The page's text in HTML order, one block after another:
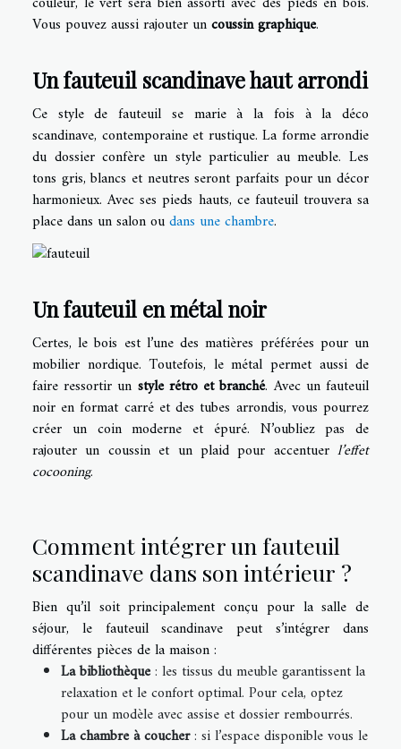
Vous pouvez aussi rajouter uncoussin graphique.
Un fauteuil scandinave haut arrondi
Ce style de fauteuil se marie à la fois à la déco
scandinave, contemporaine et rustique. La forme arrondie
du dossier confère un style particulier au meuble. Les
tons gris, blancs et neutres seront parfaits pour un décor
harmonieux. Avec ses pieds hauts, ce fauteuil trouvera sa
place dans un salon oudans une chambre.
Un fauteuil en métal noir
Certes, le bois est l’une des matières préférées pour un
mobilier nordique. Toutefois, le métal permet aussi de
faire ressortir un style rétro et branché. Avec un fauteuil
noir en format carré et des tubes arrondis, vous pourrez
créer un coin moderne et épuré. N’oubliez pas de
rajouter un coussin et un plaid pour accentuer l’effet
cocooning.
Comment intégrer un fauteuil
scandinave dans son intérieur ?
Bien qu’il soit principalement conçu pour la salle de
séjour, le fauteuil scandinave peut s’intégrer dans
différentes pièces de la maison :
La bibliothèque: les tissus du meuble garantissent la
relaxation et le confort optimal. Pour cela, optez
pour un modèle avec assise et dossier rembourrés.
La chambre à coucher: si l’espace disponible vous le